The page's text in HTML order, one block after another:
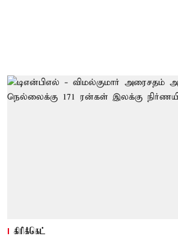
கிரிக்கெட்